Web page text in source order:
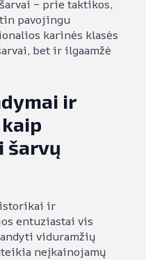
– prie taktikos,
pavojingu
karinės klasės
bet ir ilgaamžė
ir
šarvų
istorikai ir
entuziastai vis
viduramžių
neįkainojamų